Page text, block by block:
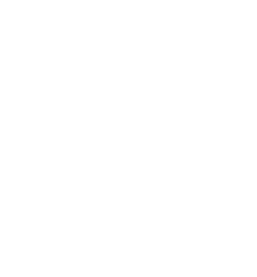
and
alertness material. 210-260 lab questions